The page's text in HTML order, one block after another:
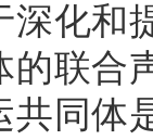
深化和
的联合
共同体